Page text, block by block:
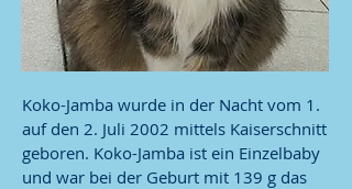
Koko-Jamba wurde in der Nacht vom 1.
auf den 2. Juli 2002 mittels Kaiserschnitt
geboren. Koko-Jamba ist ein Einzelbaby
und war bei der Geburt mit 139 g das